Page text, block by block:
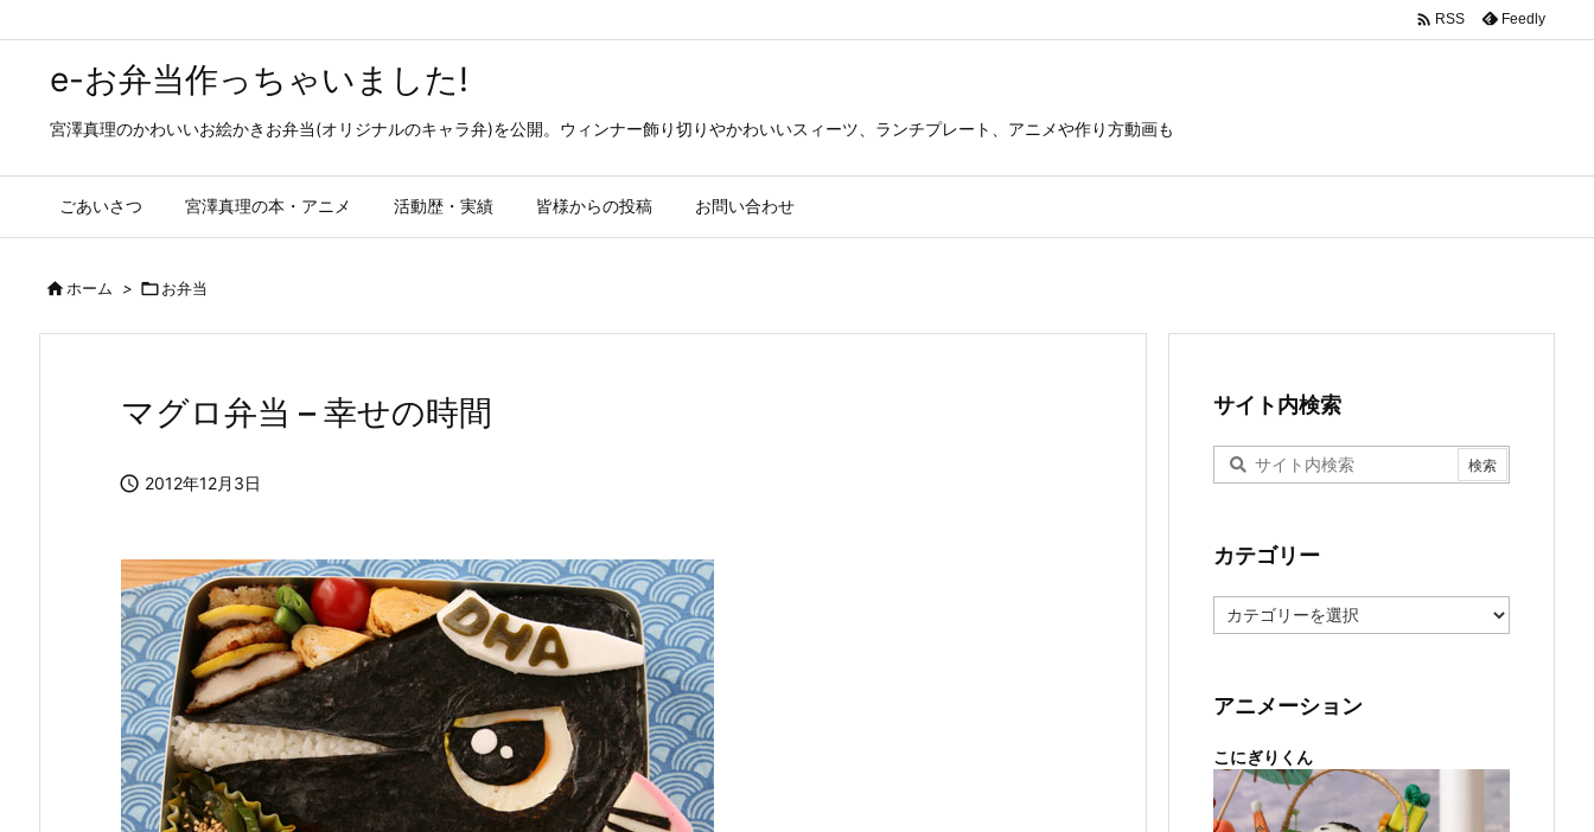
e-お弁当作っちゃいました!
宮澤真理のかわいいお絵かきお弁当(オリジナルのキャラ弁)を公開。ウィンナー飾り切りやかわいいスィーツ、ランチプレート、アニメや作り方動画も
ごあいさつ 宮澤真理の本・アニメ 活動歴・実績 皆様からの投稿 お問い合わせ
 RSS Feedly
ホーム > お弁当
マグロ弁当 – 幸せの時間
 2012年12月3日
サイト内検索
カテゴリー
テ
ー
アニメーション
こにぎりくん